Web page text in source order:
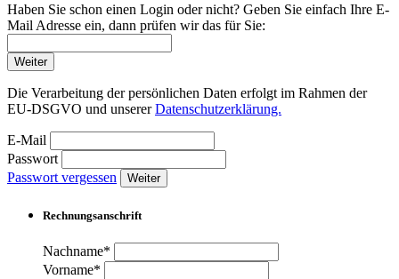
Haben Sie schon einen Login oder nicht? Geben Sie einfach Ihre E-
Mail Adresse ein, dann prüfen wir das für Sie:
Weiter
Die Verarbeitung der persönlichen Daten erfolgt im Rahmen der
EU-DSGVO und unsererDatenschutzerklärung.
E-Mail
Passwort
Passwort vergessen
Weiter
Rechnungsanschrift
Nachname*
Vorname*